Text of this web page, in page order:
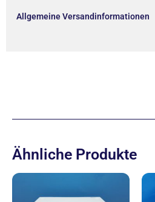
Allgemeine Versandinformationen
Ähnliche Produkte